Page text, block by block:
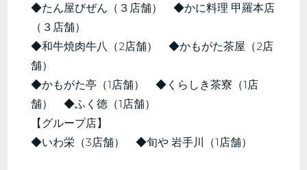
◆たん屋びぜん（３店舗） ◆かに料理 甲羅本店
（３店舗）
◆和牛焼肉牛八（2店舗） ◆かもがた茶屋（2店
舗）
◆かもがた亭（1店舗） ◆くらしき茶寮（1店
舗） ◆ふく徳（1店舗）
【グループ店】
◆いわ栄（3店舗） ◆旬や 岩手川（1店舗）